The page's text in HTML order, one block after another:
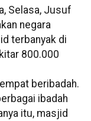
Selasa, Jusuf
negara
terbanyak di
800.000
beribadah.
ibadah
itu, masjid